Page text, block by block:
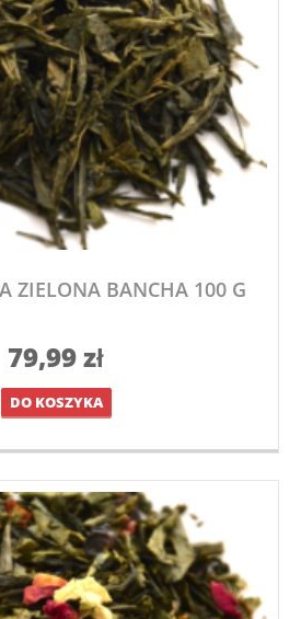
ZIELONA BANCHA 100 G
79,99zł
DO KOSZYKA